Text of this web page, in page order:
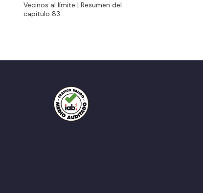
capítulo 83
Vecinos al límite | Resumen del
capítulo 83